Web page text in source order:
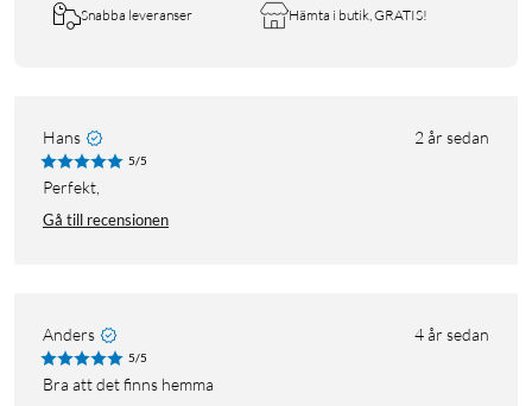
Snabba leveranser Hämta i butik, GRATIS!
Hans 2 år sedan
5/5
Perfekt,
Gå till recensionen
Anders 4 år sedan
5/5
Bra att det finns hemma